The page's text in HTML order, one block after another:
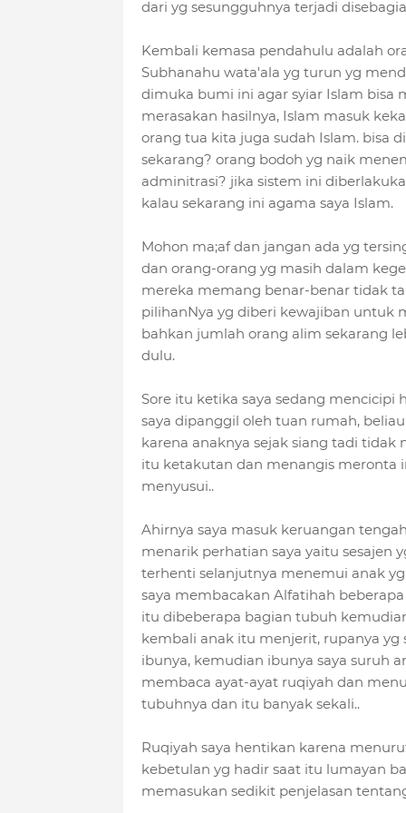
dari yg sesungguhnya terjadi
Kembali kemasa pendahulu adalah
Subhanahu wata'ala yg turun yg
dimuka bumi ini agar syiar Islam bisa
merasakan hasilnya, Islam masuk
orang tua kita juga sudah Islam. bisa
sekarang? orang bodoh yg naik
adminitrasi? jika sistem ini
kalau sekarang ini agama saya Islam.
Mohon ma;af dan jangan ada yg
dan orang-orang yg masih dalam
mereka memang benar-benar tidak
pilihanNya yg diberi kewajiban untuk
bahkan jumlah orang alim sekarang
dulu.
Sore itu ketika saya sedang
saya dipanggil oleh tuan rumah,
karena anaknya sejak siang tadi
itu ketakutan dan menangis meronta
menyusui..
Ahirnya saya masuk keruangan
menarik perhatian saya yaitu sesajen
terhenti selanjutnya menemui anak
saya membacakan Alfatihah
itu dibeberapa bagian tubuh
kembali anak itu menjerit, rupanya
ibunya, kemudian ibunya saya suruh
membaca ayat-ayat ruqiyah dan
tubuhnya dan itu banyak sekali..
Ruqiyah saya hentikan karena
kebetulan yg hadir saat itu lumayan
memasukan sedikit penjelasan